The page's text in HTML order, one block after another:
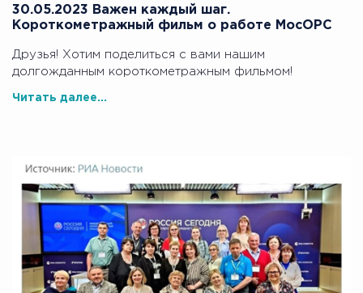
30.05.2023 Важен каждый шаг.
Короткометражный фильм о работе МосОРС
Друзья! Хотим поделиться с вами нашим
долгожданным короткометражным фильмом!
Читать далее...